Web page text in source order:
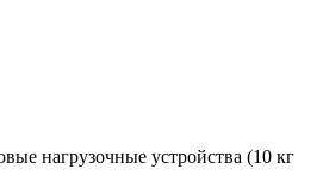
нагрузочные устройства (10 кг